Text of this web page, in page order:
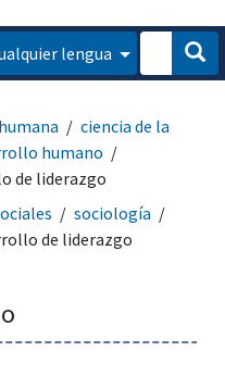
lengua
ciencia de la
humano
de liderazgo
sociología
de liderazgo